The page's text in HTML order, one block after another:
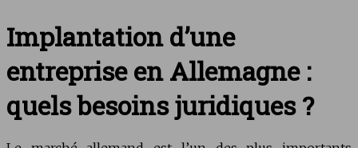
Implantation d’une
entreprise en Allemagne :
quels besoins juridiques ?